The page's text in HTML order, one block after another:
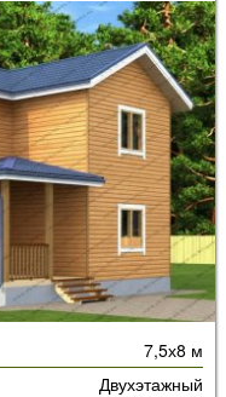
7,5х8 м
Двухэтажный